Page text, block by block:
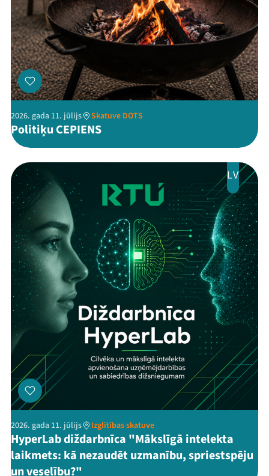
2026. gada 11. jūlijs Skatuve DOTS
Politiķu CEPIENS
LV
2026. gada 11. jūlijs Izglītības skatuve
HyperLab diždarbnīca "Mākslīgā intelekta
laikmets: kā nezaudēt uzmanību, spriestspēju
un veselību?"